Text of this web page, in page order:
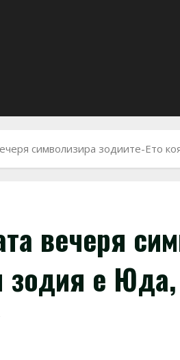
символизира зодиите-Ето
вечеря
зодия е